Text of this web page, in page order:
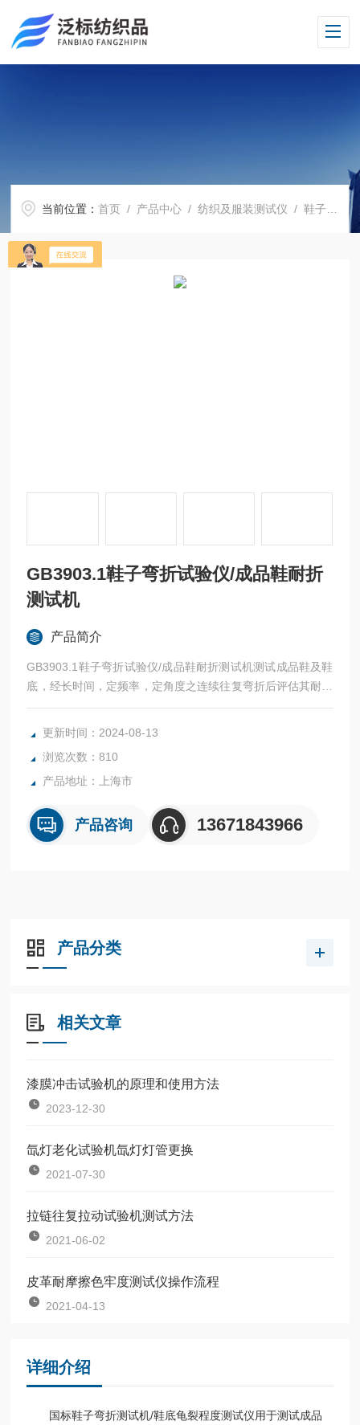
当前位置：首页 / 产品中心 /纺织及服装测试仪 /鞋子及皮革测试仪
GB3903.1鞋子弯折试验仪/成品鞋耐折
测试机
产品简介
GB3903.1鞋子弯折试验仪/成品鞋耐折测试机测试成品鞋及鞋
底，经长时间，定频率，定角度之连续往复弯折后评估其耐折
性能或检视其龟裂程度。
更新时间：2024-08-13
浏览次数：810
产品地址：上海市
产品咨询 13671843966
产品分类
相关文章
漆膜冲击试验机的原理和使用方法
2023-12-30
氙灯老化试验机氙灯灯管更换
2021-07-30
拉链往复拉动试验机测试方法
2021-06-02
皮革耐摩擦色牢度测试仪操作流程
2021-04-13
详细介绍
国标鞋子弯折测试机/鞋底龟裂程度测试仪用于测试成品